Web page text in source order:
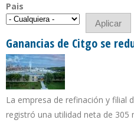
Pais
Ganancias de Citgo se
La empresa de refinación y filial
registró una utilidad neta de 305